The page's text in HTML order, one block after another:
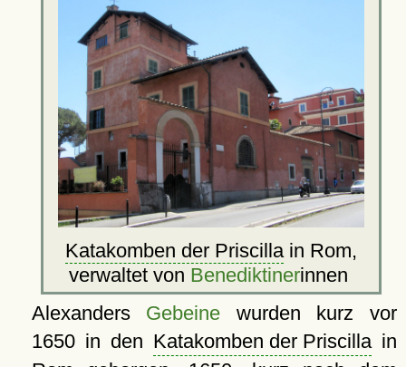
Katakomben der Priscillain Rom,
verwaltet von Benediktinerinnen
Alexanders Gebeine wurden kurz vor
1650 in den Katakomben der Priscillain